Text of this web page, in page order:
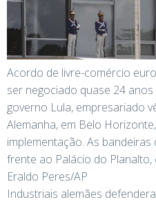
Acordo de livre-comércio
ser negociado quase 24
governo Lula, empresariado
Alemanha, em Belo
implementação. As
frente ao Palácio do Planalto,
Eraldo Peres/AP
Industriais alemães